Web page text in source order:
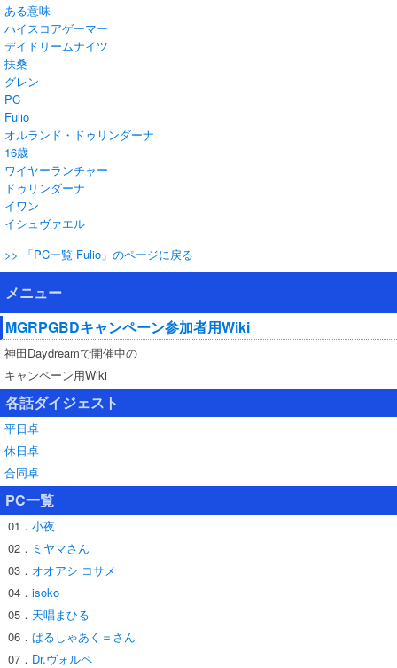
ある意味
ハイスコアゲーマー
デイドリームナイツ
扶桑
グレン
PC
Fulio
オルランド・ドゥリンダーナ
16歳
ワイヤーランチャー
ドゥリンダーナ
イワン
イシュヴァエル
>> 「PC一覧 Fulio」のページに戻る
メニュー
MGRPGBDキャンペーン参加者用Wiki
神田Daydreamで開催中の
キャンペーン用Wiki
各話ダイジェスト
平日卓
休日卓
合同卓
PC一覧
01． 小夜
02． ミヤマさん
03． オオアシ コサメ
04． isoko
05． 天唱まひる
06． ぱるしゃあく＝さん
07． Dr.ヴォルペ